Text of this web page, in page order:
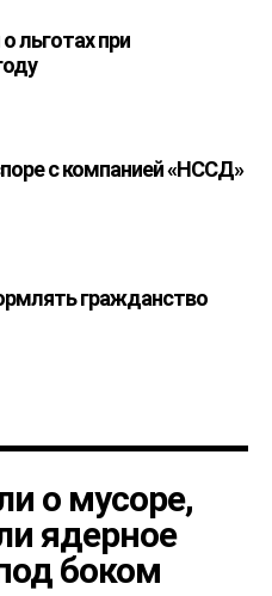
льготах при
с компанией «НССД»
гражданство
о мусоре,
ядерное
боком